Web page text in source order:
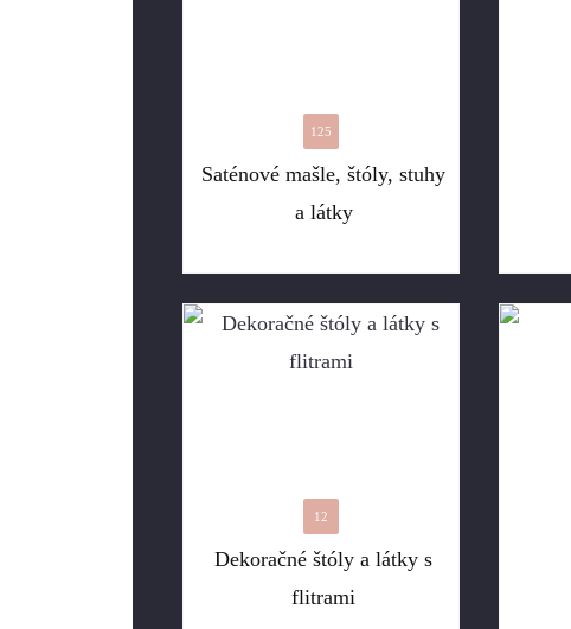
Saténové mašle, štóly, stuhy
a látky
125
Dekoračné štóly a látky s
flitrami
12